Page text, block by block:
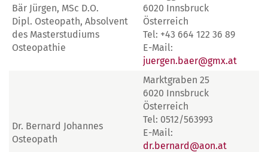
Bär Jürgen, MSc D.O.
Dipl. Osteopath, Absolvent
des Masterstudiums
Osteopathie
6020 Innsbruck
Österreich
Tel: +43 664 122 36 89
E-Mail:
juergen.baer@gmx.at
Dr. Bernard Johannes
Osteopath
Marktgraben 25
6020 Innsbruck
Österreich
Tel: 0512/563993
E-Mail:
dr.bernard@aon.at